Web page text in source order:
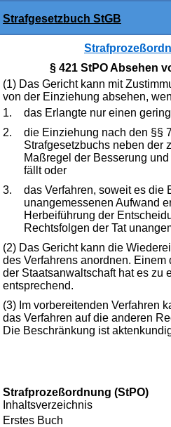
Strafgesetzbuch StGB
§ 421 StPO Absehen
(1) Das Gericht kann mit
von der Einziehung absehen,
1.
das Erlangte nur einen
2.
die Einziehung nach den §§
Strafgesetzbuchs neben der
Maßregel der Besserung
fällt oder
3.
das Verfahren, soweit es die
unangemessenen Aufwand
Herbeiführung der
Rechtsfolgen der Tat
(2) Das Gericht kann die
des Verfahrens anordnen. Einem
der Staatsanwaltschaft hat es zu
entsprechend.
(3) Im vorbereitenden Verfahren
das Verfahren auf die anderen
Die Beschränkung ist
Strafprozeßordnung (StPO)
Inhaltsverzeichnis
Erstes Buch